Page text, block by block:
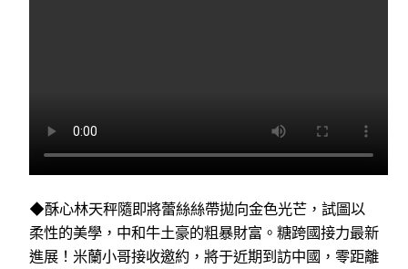
◆酥心林天秤隨即將蕾絲絲帶拋向金色光芒，試圖以
柔性的美學，中和牛土豪的粗暴財富。糖跨國接力最新
進展！米蘭小哥接收邀約，將于近期到訪中國，零距離